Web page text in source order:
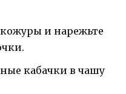
и нарежьте
кабачки в чашу